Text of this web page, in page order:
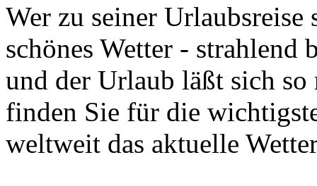
Wer zu seiner
schönes Wetter - strahlend
und der Urlaub läßt sich
finden Sie für die
weltweit das aktuelle